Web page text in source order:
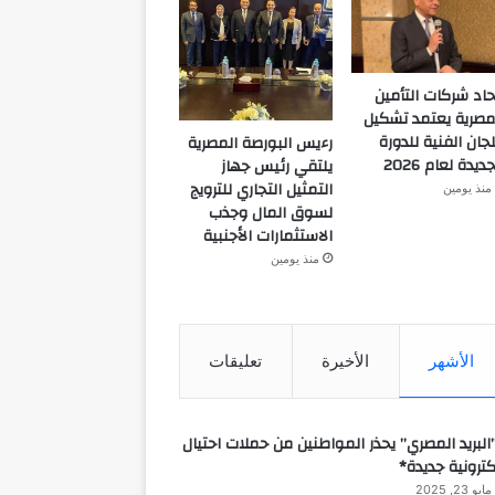
شركات التأمين
يعتمد تشكيل
الفنية للدورة
لعام 2026
منذ يومين
رءيس البورصة المصرية
يلتقي رئيس جهاز
التمثيل التجاري للترويج
لسوق المال وجذب
الاستثمارات الأجنبية
منذ يومين
الأشهر الأخيرة تعليقات
المصري” يحذر المواطنين من حملات احتيال
جديدة*
مايو 23, 2025